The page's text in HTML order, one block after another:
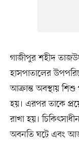
গাজীপুর শহীদ
হাসপাতালের
আক্রান্ত অবস্থায়
হয়। এরপর তাকে
রাখা হয়।
অবনতি ঘটে এবং